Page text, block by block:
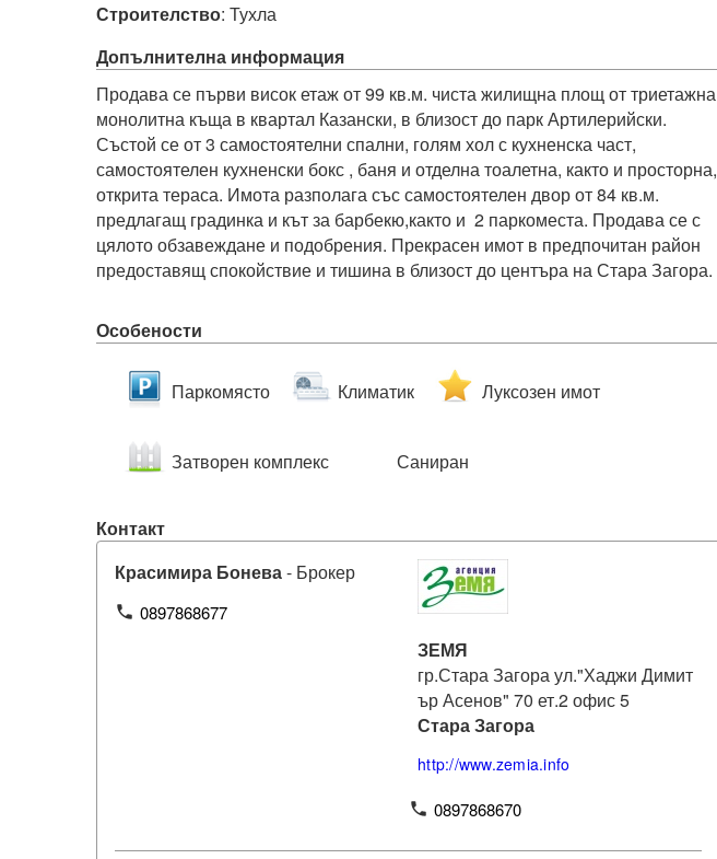
Строителство: Тухла
Допълнителна информация
Продава се първи висок етаж от 99 кв.м. чиста жилищна площ от триетажна
монолитна къща в квартал Казански, в близост до парк Артилерийски.
Състой се от 3 самостоятелни спални, голям хол с кухненска част,
самостоятелен кухненски бокс , баня и отделна тоалетна, както и просторна,
открита тераса. Имота разполага със самостоятелен двор от 84 кв.м.
предлагащ градинка и кът за барбекю,както и  2 паркоместа. Продава се с
цялото обзавеждане и подобрения. Прекрасен имот в предпочитан район
предоставящ спокойствие и тишина в близост до центъра на Стара Загора.
Особености
Паркомясто Климатик Луксозен имот
Затворен комплекс Саниран
Контакт
Красимира Бонева- Брокер
phone 0897868677
ЗЕМЯ
гр.Стара Загора ул."Хаджи Димит
ър Асенов" 70 ет.2 офис 5
Стара Загора
http://www.zemia.info
phone 0897868670